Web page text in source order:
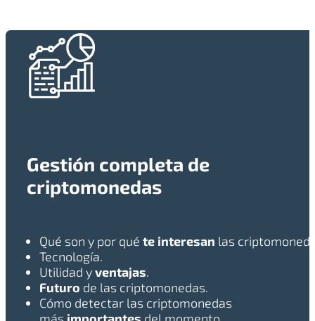
Gestión completa de
criptomonedas
Qué son y por qué te interesan las
Tecnología.
Utilidad yventajas.
Futuro de las criptomonedas.
Cómo detectar las criptomonedas